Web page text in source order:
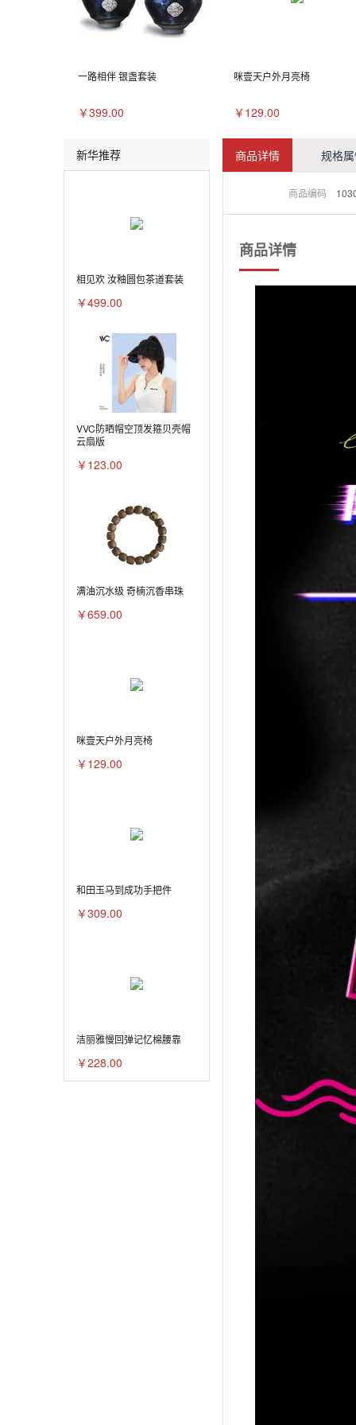
一路相伴 银盏套装
￥399.00
咪壹天户外月亮椅
￥129.00
新华推荐
相见欢 汝釉圆包茶道套装
￥499.00
VVC防晒帽空顶发箍贝壳帽
云扇版
￥123.00
满油沉水级 奇楠沉香串珠
￥659.00
咪壹天户外月亮椅
￥129.00
和田玉马到成功手把件
￥309.00
洁丽雅慢回弹记忆棉腰靠
￥228.00
商品详情 规格
商品编码
商品详情